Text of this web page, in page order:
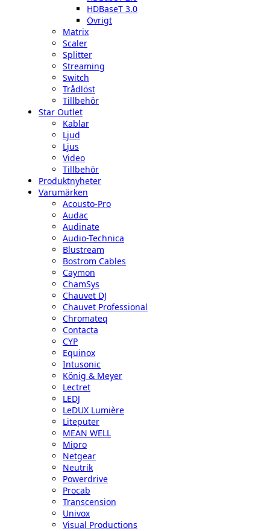
HDBaseT 3.0
Övrigt
Matrix
Scaler
Splitter
Streaming
Switch
Trådlöst
Tillbehör
Star Outlet
Kablar
Ljud
Ljus
Video
Tillbehör
Produktnyheter
Varumärken
Acousto-Pro
Audac
Audinate
Audio-Technica
Blustream
Bostrom Cables
Caymon
ChamSys
Chauvet DJ
Chauvet Professional
Chromateq
Contacta
CYP
Equinox
Intusonic
König & Meyer
Lectret
LEDJ
LeDUX Lumière
Liteputer
MEAN WELL
Mipro
Netgear
Neutrik
Powerdrive
Procab
Transcension
Univox
Visual Productions